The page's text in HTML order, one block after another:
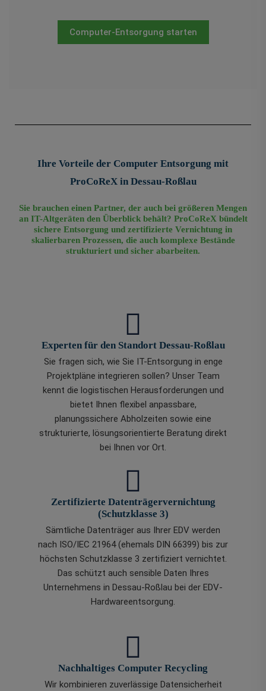
Computer-Entsorgung starten
Ihre Vorteile der Computer Entsorgung mit
ProCoReX in Dessau-Roßlau
Sie brauchen einen Partner, der auch bei größeren Mengen
an IT-Altgeräten den Überblick behält? ProCoReX bündelt
sichere Entsorgung und zertifizierte Vernichtung in
skalierbaren Prozessen, die auch komplexe Bestände
strukturiert und sicher abarbeiten.
Experten für den Standort Dessau-Roßlau
Sie fragen sich, wie Sie IT-Entsorgung in enge
Projektpläne integrieren sollen? Unser Team
kennt die logistischen Herausforderungen und
bietet Ihnen flexibel anpassbare,
planungssichere Abholzeiten sowie eine
strukturierte, lösungsorientierte Beratung direkt
bei Ihnen vor Ort.
Zertifizierte Datenträgervernichtung
(Schutzklasse 3)
Sämtliche Datenträger aus Ihrer EDV werden
nach ISO/IEC 21964 (ehemals DIN 66399) bis zur
höchsten Schutzklasse 3 zertifiziert vernichtet.
Das schützt auch sensible Daten Ihres
Unternehmens in Dessau-Roßlau bei der EDV-
Hardwareentsorgung.
Nachhaltiges Computer Recycling
Wir kombinieren zuverlässige Datensicherheit